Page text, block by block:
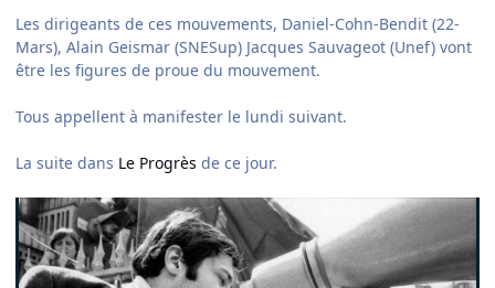
Les dirigeants de ces mouvements, Daniel-Cohn-Bendit (22-
Mars), Alain Geismar (SNESup) Jacques Sauvageot (Unef) vont
être les figures de proue du mouvement.
Tous appellent à manifester le lundi suivant.
La suite dans Le Progrès de ce jour.